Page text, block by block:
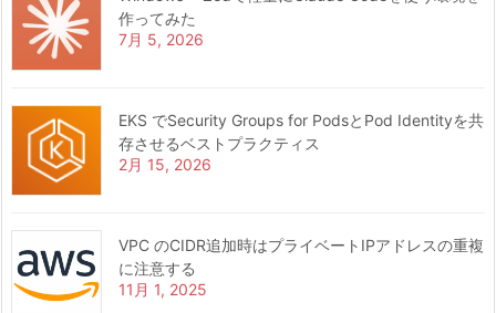
作ってみた
7月 5, 2026
EKS でSecurity Groups for PodsとPod Identityを共
存させるベストプラクティス
2月 15, 2026
VPC のCIDR追加時はプライベートIPアドレスの重複
に注意する
11月 1, 2025